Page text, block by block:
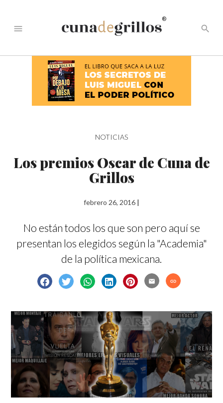
menu
®
search
NOTICIAS
Los premios Oscar de Cuna de
Grillos
febrero 26, 2016 |
No están todos los que son pero aquí se
presentan los elegidos según la "Academia"
de la política mexicana.
email link